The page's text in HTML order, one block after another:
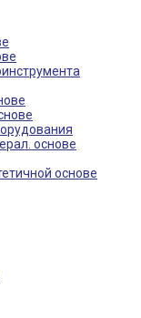
основе
основе